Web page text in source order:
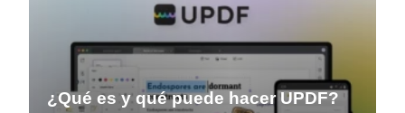
¿Qué es y qué puede hacer UPDF?